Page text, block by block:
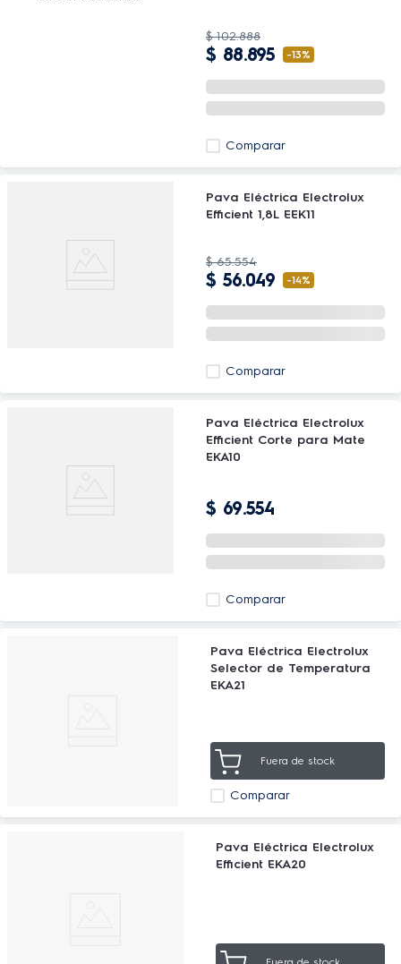
$ 102.888
$ 88.895 -13%
Comparar
Pava Eléctrica Electrolux
Efficient 1,8L EEK11
$ 65.554
$ 56.049 -14%
Comparar
Pava Eléctrica Electrolux
Efficient Corte para Mate
EKA10
$ 69.554
Comparar
Pava Eléctrica Electrolux
Selector de Temperatura
EKA21
Fuera de stock
Comparar
Pava Eléctrica Electrolux
Efficient EKA20